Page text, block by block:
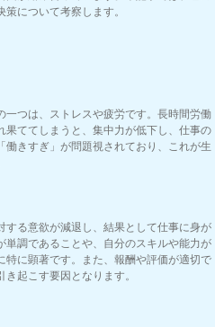
について考察します。
つは、ストレスや疲労です。長時間労働
ててしまうと、集中力が低下し、仕事の
きすぎ」が問題視されており、これが生
する意欲が減退し、結果として仕事に身が
単調であることや、自分のスキルや能力が
に顕著です。また、報酬や評価が適切で
起こす要因となります。